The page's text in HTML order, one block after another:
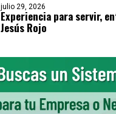
julio 29, 2026
Experiencia para servir,
Jesús Rojo